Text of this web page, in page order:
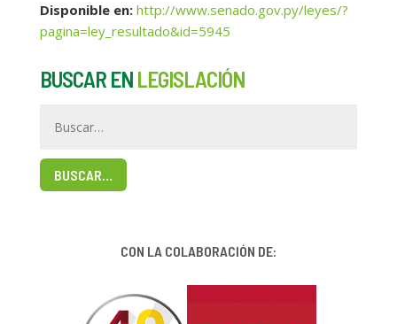
Disponible en: http://www.senado.gov.py/leyes/?
pagina=ley_resultado&id=5945
BUSCAR EN LEGISLACIÓN
BUSCAR…
CON LA COLABORACIÓN DE: